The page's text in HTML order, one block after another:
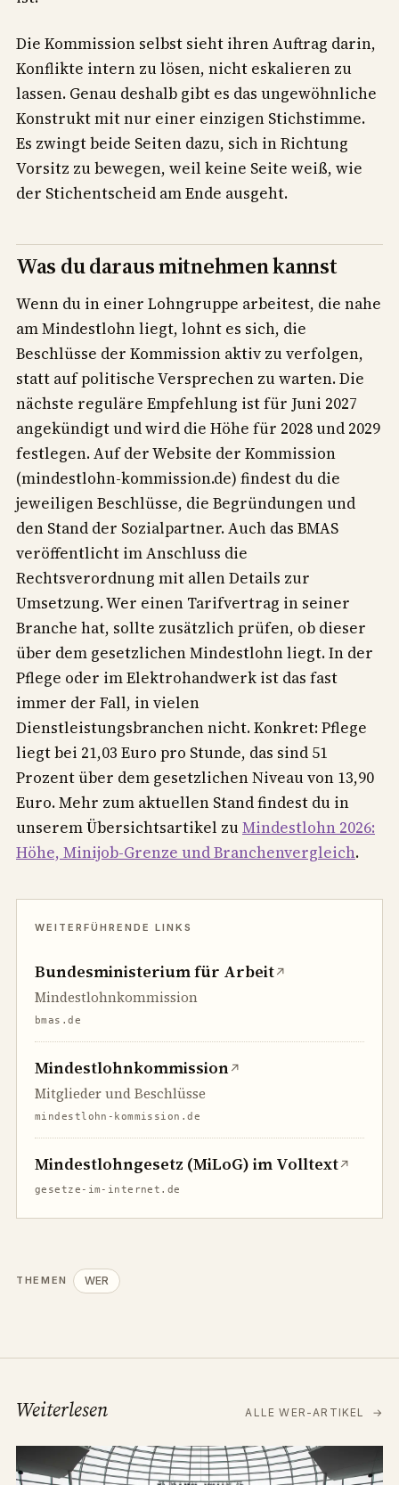
Die Kommission selbst sieht ihren Auftrag darin,
Konflikte intern zu lösen, nicht eskalieren zu
lassen. Genau deshalb gibt es das ungewöhnliche
Konstrukt mit nur einer einzigen Stichstimme.
Es zwingt beide Seiten dazu, sich in Richtung
Vorsitz zu bewegen, weil keine Seite weiß, wie
der Stichentscheid am Ende ausgeht.
Was du daraus mitnehmen kannst
Wenn du in einer Lohngruppe arbeitest, die nahe
am Mindestlohn liegt, lohnt es sich, die
Beschlüsse der Kommission aktiv zu verfolgen,
statt auf politische Versprechen zu warten. Die
nächste reguläre Empfehlung ist für Juni 2027
angekündigt und wird die Höhe für 2028 und 2029
festlegen. Auf der Website der Kommission
(mindestlohn-kommission.de) findest du die
jeweiligen Beschlüsse, die Begründungen und
den Stand der Sozialpartner. Auch das BMAS
veröffentlicht im Anschluss die
Rechtsverordnung mit allen Details zur
Umsetzung. Wer einen Tarifvertrag in seiner
Branche hat, sollte zusätzlich prüfen, ob dieser
über dem gesetzlichen Mindestlohn liegt. In der
Pflege oder im Elektrohandwerk ist das fast
immer der Fall, in vielen
Dienstleistungsbranchen nicht. Konkret: Pflege
liegt bei 21,03 Euro pro Stunde, das sind 51
Prozent über dem gesetzlichen Niveau von 13,90
Euro. Mehr zum aktuellen Stand findest du in
unserem Übersichtsartikel zuMindestlohn 2026:
Höhe, Minijob-Grenze und Branchenvergleich.
Bundesministerium für Arbeit↗
Mindestlohnkommission
bmas.de
Mindestlohnkommission↗
Mitglieder und Beschlüsse
mindestlohn-kommission.de
Mindestlohngesetz (MiLoG) im Volltext↗
gesetze-im-internet.de
THEMEN WER
Weiterlesen ALLE WER-ARTIKEL →